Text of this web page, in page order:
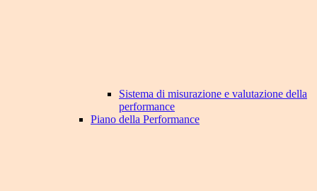
Sistema di misurazione e valutazione della
performance
Piano della Performance